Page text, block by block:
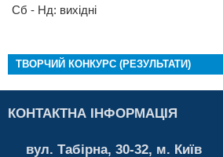
Cб - Нд: вихідні
ТВОРЧИЙ КОНКУРС (РЕЗУЛЬТАТИ)
КОНТАКТНА ІНФОРМАЦІЯ
вул. Табірна, 30-32, м. Київ